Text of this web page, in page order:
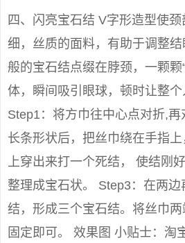
四、闪亮宝石结 V字形造型使
细，丝质的面料，有助于调整
般的宝石结点缀在脖颈，一颗颗
体，瞬间吸引眼球，顿时让整个
Step1：将方巾往中心点对折,
长条形状后，把丝巾绕在手指
上穿出来打一个死结， 使结刚
整理成宝石状。 Step3：在两
结，形成三个宝石结。将丝巾
固定即可。 效果图 小贴士：淘